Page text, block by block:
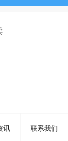
讯 联系我们